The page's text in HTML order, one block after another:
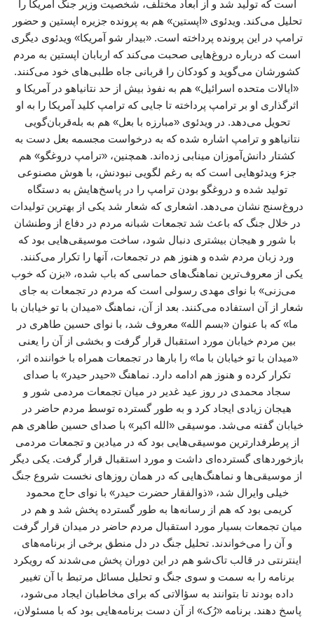
است که تولید شد و از ابعاد مختلف، شخصیت وزیر جنگ آمریکا را
تحلیل می‌کند. ویدئوی «اپستین» هم به پرونده جزیره اپستین و حضور
ترامپ در این پرونده پرداخته است. «بیدار شو آمریکا» ویدئوی دیگری
است که درباره دروغ‌هایی صحبت می‌کند که اربابان اپستین به مردم
کشورشان می‌گوید و کودکان را قربانی جاه طلبی‌های خود می‌کنند.
«ایالات متحده اسرائیل» هم به نفوذ بیش از حد نتانیاهو در آمریکا و
اثرگذاری او بر ترامپ پرداخته تا جایی که ترامپ کلید آمریکا را به او
تحویل می‌دهد. در ویدئوی «مبارزه با بعل» هم به بله‌قربان‌گویی
نتانیاهو و ترامپ اشاره شده که به درخواست مجسمه بعل دست به
کشتار دانش‌آموزان مینابی زده‌اند. همچنین، «ترامپ دروغگو» هم
جزء ویدئوهایی است که به رغم لگویی نبودنش، با هوش مصنوعی
تولید شده و دروغگو بودن ترامپ را در پاسخ‌هایش به دستگاه
دروغ‌سنج نشان می‌دهد. اشعاری که شعار شد یکی از بهترین تولیدات
در خلال جنگ که باعث شد تجمعات شبانه مردم در دفاع از وطنشان
با شور و هیجان بیشتری دنبال شود، ساخت موسیقی‌هایی بود که
ورد زبان مردم شده و هنوز هم در تجمعات، آنها را تکرار می‌کنند.
یکی از معروف‌ترین نماهنگ‌های حماسی که باب شده، «بزن که خوب
می‌زنی» با نوای مهدی رسولی است که مردم در تجمعات به جای
شعار از آن استفاده می‌کنند. بعد از آن، نماهنگ «میدان با تو خیابان با
ما» که با عنوان «بسم الله» معروف شد، با نوای حسین طاهری در
بین مردم خیابان مورد استقبال قرار گرفت و بخشی از آن را یعنی
«میدان با تو خیابان با ما» را بارها در تجمعات همراه با خواننده اثر،
تکرار کرده و هنوز هم ادامه دارد. نماهنگ «حیدر حیدر» با صدای
سجاد محمدی در روز عید غدیر در میان تجمعات مردمی شور و
هیجان زیادی ایجاد کرد و به طور گسترده توسط مردم حاضر در
خیابان گفته می‌شد. موسیقی «الله اکبر» با صدای حسین طاهری هم
از پرطرفدارترین موسیقی‌هایی بود که در میادین و تجمعات مردمی
بازخوردهای گسترده‌ای داشت و مورد استقبال قرار گرفت. یکی دیگر
از موسیقی‌ها و نماهنگ‌هایی که در همان روزهای نخست شروع جنگ
خیلی وایرال شد، «ذوالفقار حضرت حیدر» با نوای حاج محمود
کریمی بود که هم از رسانه‌ها به طور گسترده پخش شد و هم در
میان تجمعات بسیار مورد استقبال مردم حاضر در میدان قرار گرفت
و آن را می‌خواندند. تحلیل جنگ در دل منطق برخی از برنامه‌های
اینترنتی در قالب تاک‌شو هم در این دوران پخش می‌شدند که رویکرد
برنامه را به سمت و سوی جنگ و تحلیل مسائل مرتبط با آن تغییر
داده بودند تا بتوانند به سؤالاتی که برای مخاطبان ایجاد می‌شود،
پاسخ دهند. برنامه «رُک» از آن دست برنامه‌هایی بود که با مسئولان،